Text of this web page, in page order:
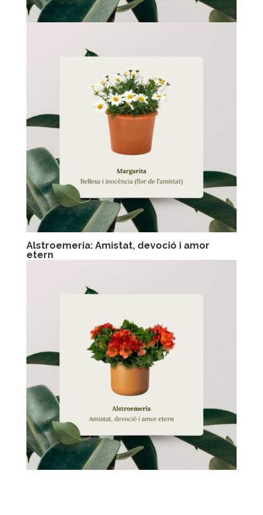
Alstroemeria: Amistat, devoció i amor
etern